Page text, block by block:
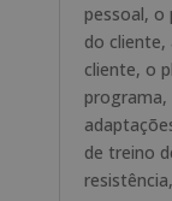
pessoal,
do cliente,
cliente, o
de treino